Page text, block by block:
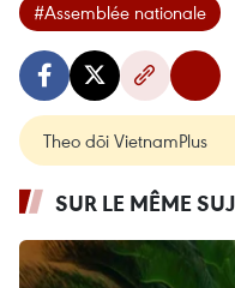
#Assemblée nationale
Theo dõi VietnamPlus
SUR LE MÊME